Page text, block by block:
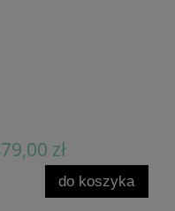
zł
do koszyka